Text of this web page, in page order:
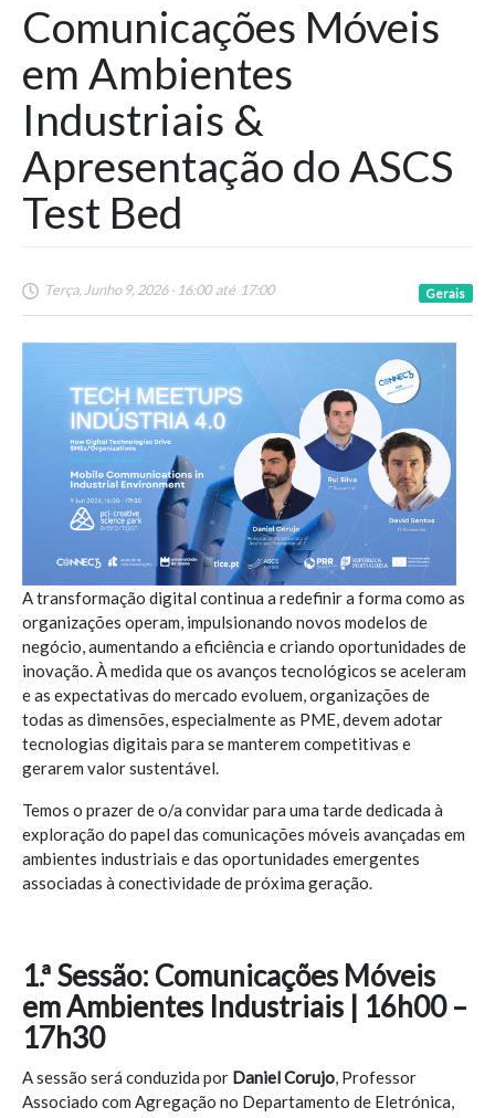
Comunicações Móveis
em Ambientes
Industriais &
Apresentação do ASCS
Test Bed
Terça, Junho 9, 2026 - 16:00 até 17:00 Gerais
A transformação digital continua a redefinir a forma como as
organizações operam, impulsionando novos modelos de
negócio, aumentando a eficiência e criando oportunidades de
inovação. À medida que os avanços tecnológicos se aceleram
e as expectativas do mercado evoluem, organizações de
todas as dimensões, especialmente as PME, devem adotar
tecnologias digitais para se manterem competitivas e
gerarem valor sustentável.
Temos o prazer de o/a convidar para uma tarde dedicada à
exploração do papel das comunicações móveis avançadas em
ambientes industriais e das oportunidades emergentes
associadas à conectividade de próxima geração.
1.ª Sessão: Comunicações Móveis
em Ambientes Industriais | 16h00 –
17h30
A sessão será conduzida por Daniel Corujo, Professor
Associado com Agregação no Departamento de Eletrónica,